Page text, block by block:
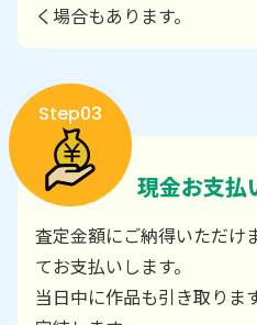
く場合もあります。
Step03
現金お支払
査定金額にご納得いただけ
てお支払いします。
当日中に作品も引き取りま